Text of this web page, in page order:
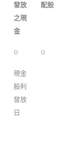
發放
之現
金
配股
0 0
現金
股利
發放
日